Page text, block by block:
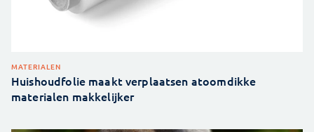
MATERIALEN
Huishoudfolie maakt verplaatsen atoomdikke
materialen makkelijker